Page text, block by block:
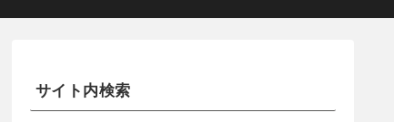
サイト内検索